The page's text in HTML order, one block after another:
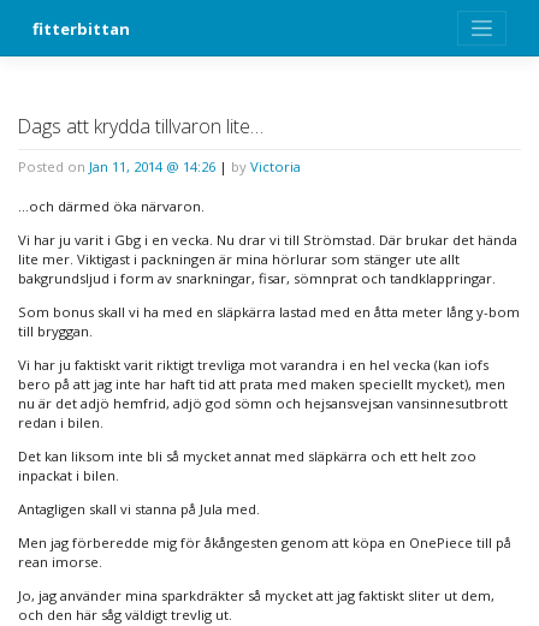
fitterbittan
Dags att krydda tillvaron lite…
Posted on Jan 11, 2014 @ 14:26 | by Victoria
…och därmed öka närvaron.
Vi har ju varit i Gbg i en vecka. Nu drar vi till Strömstad. Där brukar det hända
lite mer. Viktigast i packningen är mina hörlurar som stänger ute allt
bakgrundsljud i form av snarkningar, fisar, sömnprat och tandklappringar.
Som bonus skall vi ha med en släpkärra lastad med en åtta meter lång y-bom
till bryggan.
Vi har ju faktiskt varit riktigt trevliga mot varandra i en hel vecka (kan iofs
bero på att jag inte har haft tid att prata med maken speciellt mycket), men
nu är det adjö hemfrid, adjö god sömn och hejsansvejsan vansinnesutbrott
redan i bilen.
Det kan liksom inte bli så mycket annat med släpkärra och ett helt zoo
inpackat i bilen.
Antagligen skall vi stanna på Jula med.
Men jag förberedde mig för åkångesten genom att köpa en OnePiece till på
rean imorse.
Jo, jag använder mina sparkdräkter så mycket att jag faktiskt sliter ut dem,
och den här såg väldigt trevlig ut.